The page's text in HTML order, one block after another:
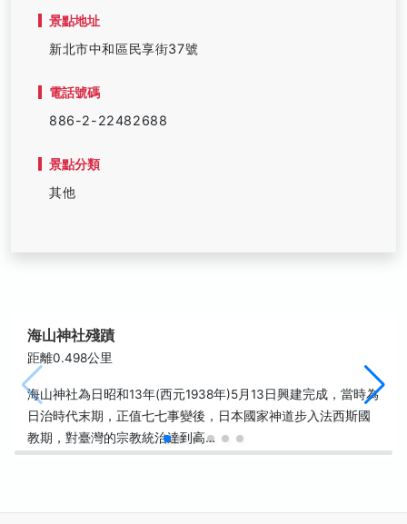
景點地址
新北市中和區民享街37號
電話號碼
886-2-22482688
景點分類
其他
海山神社殘蹟
距離0.498公里
海山神社為日昭和13年(西元1938年)5月13日興建完成，當時為
日治時代末期，正值七七事變後，日本國家神道步入法西斯國
教期，對臺灣的宗教統治達到高…